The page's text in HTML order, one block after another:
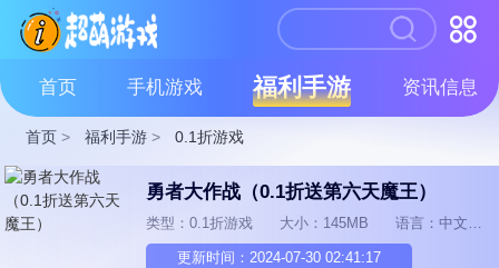
首页 手机游戏 福利手游 资讯信息
首页 > 福利手游 > 0.1折游戏
勇者大作战（0.1折送第六天魔王）
类型：0.1折游戏 大小：145MB 语言：中文
更新时间：2024-07-30 02:41:17